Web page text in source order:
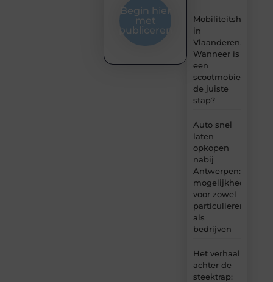
in
Vlaanderen.
Wanneer is
een
scootmobiel
de juiste
stap?
Auto snel
laten
opkopen
nabij
Antwerpen:
mogelijkheden
voor zowel
particulieren
als
bedrijven
Het verhaal
achter de
steektrap:
Begin hier
met
publiceren